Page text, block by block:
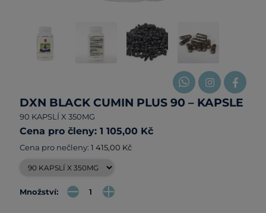
DXN BLACK CUMIN PLUS 90 – KAPSLE
90 KAPSLÍ X 350MG
Cena pro členy: 1 105,00 Kč
Cena pro nečleny: 1 415,00 Kč
Množství: